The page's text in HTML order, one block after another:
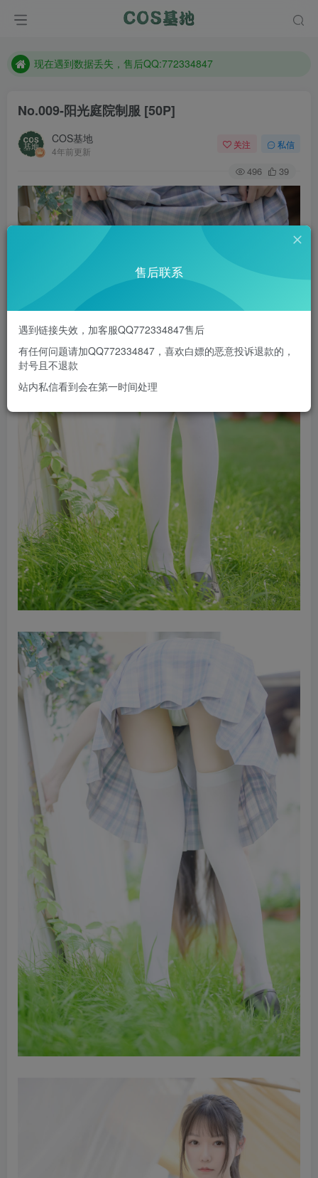
现在遇到数据丢失，售后QQ:772334847
防失联：百度搜索《趣画刊》，实时查看最新站点。
No.009-阳光庭院制服 [50P]
COS基地
4年前更新
关注 私信
496 39
售后联系
遇到链接失效，加客服QQ772334847售后
有任何问题请加QQ772334847，喜欢白嫖的恶意投诉退款的，
封号且不退款
站内私信看到会在第一时间处理